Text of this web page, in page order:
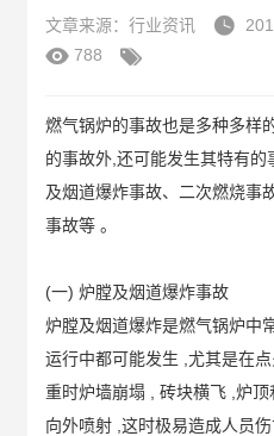
文章来源：行业资讯 
 788 
燃气锅炉的事故也是多种多样
的事故外,还可能发生其特有
及烟道爆炸事故、二次燃烧事
事故等 。
(一) 炉膛及烟道爆炸事故
炉膛及烟道爆炸是燃气锅炉中
运行中都可能发生 ,尤其是在
重时炉墙崩塌 , 砖块横飞 ,炉
向外喷射 ,这时极易造成人员伤